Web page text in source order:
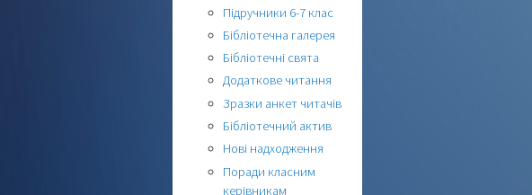
Підручники 6-7 клас
Бібліотечна галерея
Бібліотечні свята
Додаткове читання
Зразки анкет читачів
Бібліотечний актив
Нові надходження
Поради класним
керівникам